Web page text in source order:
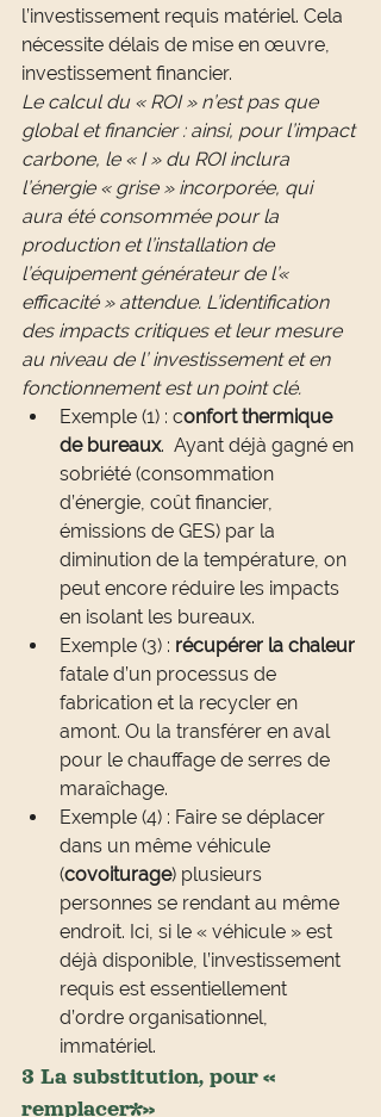
l’investissement requis matériel. Cela
nécessite délais de mise en œuvre,
investissement financier.
Le calcul du « ROI » n’est pas que
global et financier : ainsi, pour l’impact
carbone, le « I » du ROI inclura
l’énergie « grise » incorporée, qui
aura été consommée pour la
production et l’installation de
l’équipement générateur de l’«
efficacité » attendue. L’identification
des impacts critiques et leur mesure
au niveau de l’ investissement et en
fonctionnement est un point clé.
Exemple (1) : confort thermique
de bureaux.  Ayant déjà gagné en
sobriété (consommation
d’énergie, coût financier,
émissions de GES) par la
diminution de la température, on
peut encore réduire les impacts
en isolant les bureaux.
Exemple (3) : récupérer la chaleur
fatale d’un processus de
fabrication et la recycler en
amont. Ou la transférer en aval
pour le chauffage de serres de
maraîchage.
Exemple (4) : Faire se déplacer
dans un même véhicule
(covoiturage) plusieurs
personnes se rendant au même
endroit. Ici, si le « véhicule » est
déjà disponible, l’investissement
requis est essentiellement
d’ordre organisationnel,
immatériel.
3 La substitution, pour «
remplacer*»